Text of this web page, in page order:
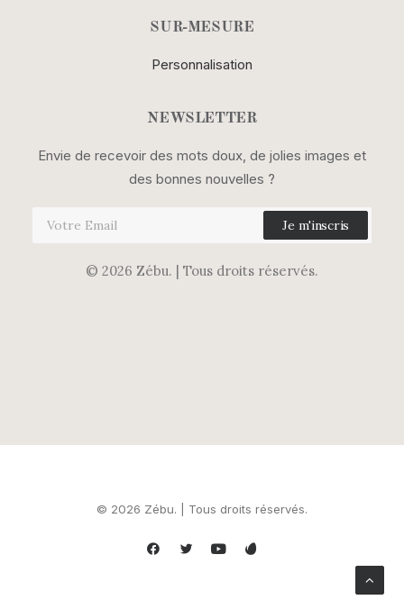
SUR-MESURE
Personnalisation
NEWSLETTER
Envie de recevoir des mots doux, de jolies images et
des bonnes nouvelles ?
© 2026 Zébu. | Tous droits réservés.
© 2026 Zébu. | Tous droits réservés.